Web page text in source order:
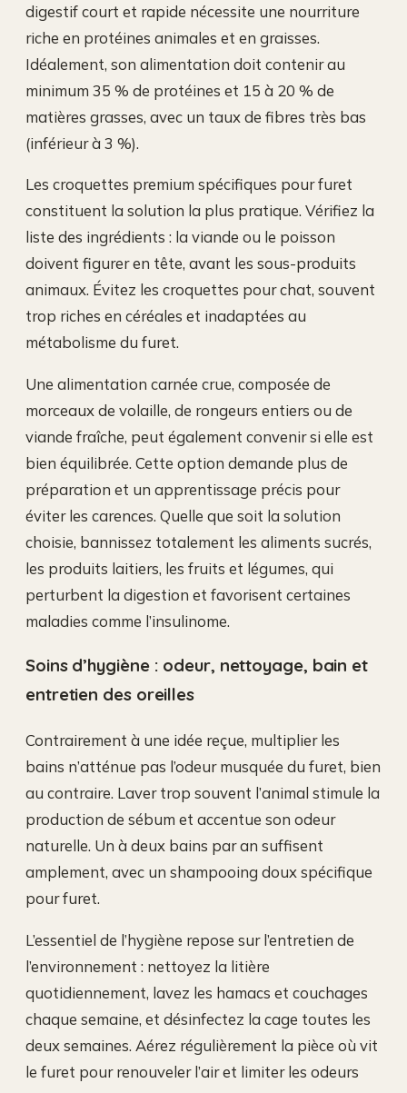
digestif court et rapide nécessite une nourriture
riche en protéines animales et en graisses.
Idéalement, son alimentation doit contenir au
minimum 35 % de protéines et 15 à 20 % de
matières grasses, avec un taux de fibres très bas
(inférieur à 3 %).
Les croquettes premium spécifiques pour furet
constituent la solution la plus pratique. Vérifiez la
liste des ingrédients : la viande ou le poisson
doivent figurer en tête, avant les sous-produits
animaux. Évitez les croquettes pour chat, souvent
trop riches en céréales et inadaptées au
métabolisme du furet.
Une alimentation carnée crue, composée de
morceaux de volaille, de rongeurs entiers ou de
viande fraîche, peut également convenir si elle est
bien équilibrée. Cette option demande plus de
préparation et un apprentissage précis pour
éviter les carences. Quelle que soit la solution
choisie, bannissez totalement les aliments sucrés,
les produits laitiers, les fruits et légumes, qui
perturbent la digestion et favorisent certaines
maladies comme l’insulinome.
Soins d’hygiène : odeur, nettoyage, bain et
entretien des oreilles
Contrairement à une idée reçue, multiplier les
bains n’atténue pas l’odeur musquée du furet, bien
au contraire. Laver trop souvent l’animal stimule la
production de sébum et accentue son odeur
naturelle. Un à deux bains par an suffisent
amplement, avec un shampooing doux spécifique
pour furet.
L’essentiel de l’hygiène repose sur l’entretien de
l’environnement : nettoyez la litière
quotidiennement, lavez les hamacs et couchages
chaque semaine, et désinfectez la cage toutes les
deux semaines. Aérez régulièrement la pièce où vit
le furet pour renouveler l’air et limiter les odeurs